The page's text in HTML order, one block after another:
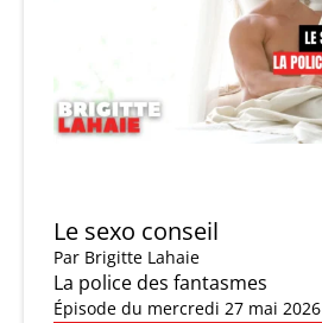
Le sexo conseil
Par Brigitte Lahaie
La police des fantasmes
Épisode du mercredi 27 mai 2026